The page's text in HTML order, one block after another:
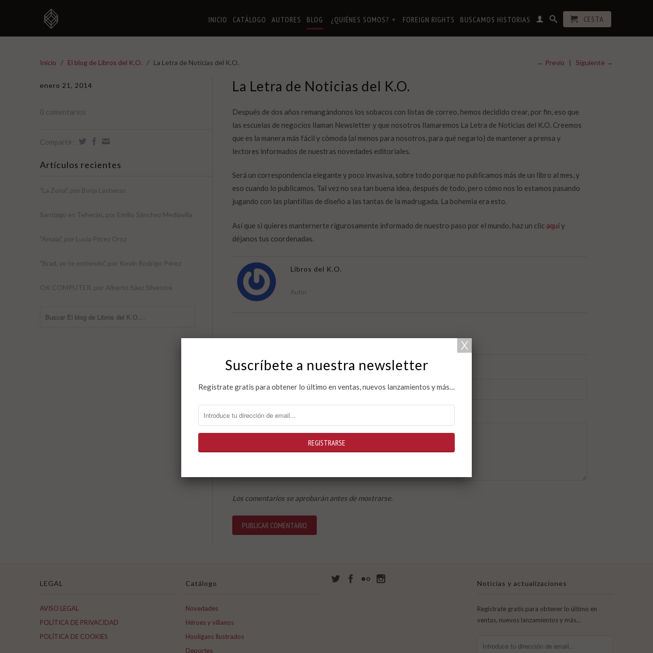
INICIO CATÁLOGO AUTORES BLOG ¿QUIÉNES SOMOS? ▾ FOREIGN RIGHTS BUSCAMOS HISTORIAS CESTA
← Previo | Siguiente →
Inicio / El blog de Libros del K.O. / La Letra de Noticias del K.O.
enero 21, 2014
0 comentarios
Compartir:
Artículos recientes
"La Zona", por Borja Lasheras
Santiago es Teherán, por Emilio Sánchez Mediavilla
"Amaia", por Lucía Pérez Oroz
"Brad, yo te entiendo", por Kevin Rodrigo Pérez
OK COMPUTER, por Alberto Sáez Silvestre
La Letra de Noticias del K.O.
Después de dos años remangándonos los sobacos con listas de correo, hemos decidido crear, por fin, eso que
las escuelas de negocios llaman Newsletter y que nosotros llamaremos La Letra de Noticias del K.O. Creemos
que es la manera más fácil y cómoda (al menos para nosotros, para qué negarlo) de mantener a prensa y
lectores informados de nuestras novedades editoriales.
Será un correspondencia elegante y poco invasiva, sobre todo porque no publicamos más de un libro al mes, y
eso cuando lo publicamos. Tal vez no sea tan buena idea, después de todo, pero cómo nos lo estamos pasando
jugando con las plantillas de diseño a las tantas de la madrugada. La bohemia era esto.
Así que si quieres manternerte rigurosamente informado de nuestro paso por el mundo, haz un clic aquíy
déjanos tus coordenadas.
Libros del K.O.
Autor
Nombre * Email
Comentario*
Los comentarios se aprobarán antes de mostrarse.
LEGAL
AVISO LEGAL
POLÍTICA DE PRIVACIDAD
POLÍTICA DE COOKIES
Catálogo
Novedades
Héroes y villanos
Hooligans Ilustrados
Deportes
Noticias y actualizaciones
Regístrate gratis para obtener lo último en
ventas, nuevos lanzamientos y más…
Suscríbete a nuestra newsletter
Regístrate gratis para obtener lo último en ventas, nuevos lanzamientos y más…